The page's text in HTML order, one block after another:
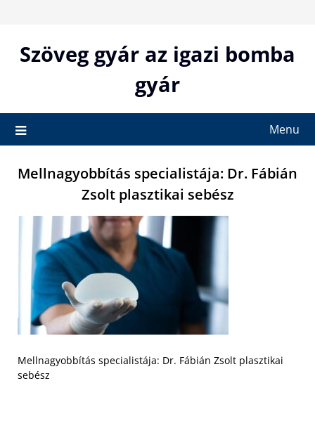
contentSzöveg gyár az igazi bomba
gyár
Menu
Mellnagyobbítás specialistája: Dr. Fábián
Zsolt plasztikai sebész
Mellnagyobbítás specialistája: Dr. Fábián Zsolt plasztikai
sebész